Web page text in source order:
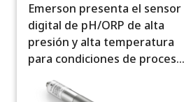
Emerson presenta el sensor
digital de pH/ORP de alta
presión y alta temperatura
para condiciones de proceso